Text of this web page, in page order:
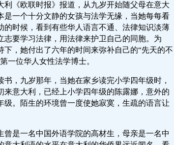
《欧联时报》报道，从九岁开始随父母在意大
是一个十分文静的女孩与法学无缘，当她每每看
的时候，看到有些华人语言不通、法律知识淡薄
志要学习法律，用法律来护卫自己的同胞。为
下，她付出了六年的时间来弥补自己的“先天的不
一位华人女性法学博士。
，九岁那年，当她在家乡读完小学四年级时，
来意大利，已经上小学四年级的陈露娜，意外的
级。陌生的环境曾一度使她寂寞，生疏的语言让
是一名中国外语学院的高材生，母亲是一名中